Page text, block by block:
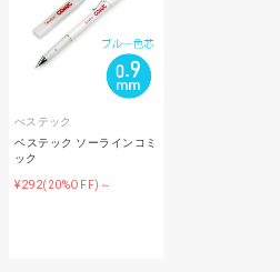
べステック
ベステック ソーラインコミ
ック
¥292(20%OFF)～